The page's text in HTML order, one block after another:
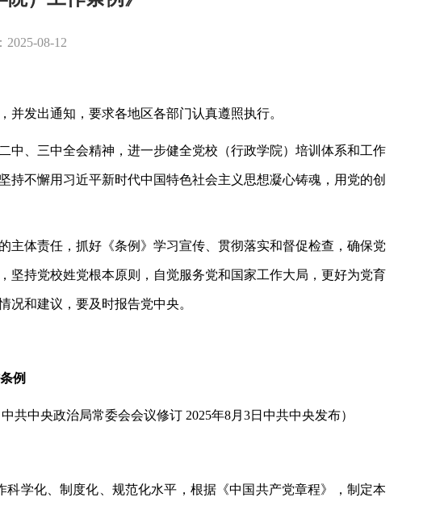
08-12
发出通知，要求各地区各部门认真遵照执行。
中、三中全会精神，进一步健全党校（行政学院）培训体系和工作
不懈用习近平新时代中国特色社会主义思想凝心铸魂，用党的创
体责任，抓好《条例》学习宣传、贯彻落实和督促检查，确保党
坚持党校姓党根本原则，自觉服务党和国家工作大局，更好为党育
和建议，要及时报告党中央。
例
中共中央政治局常委会会议修订 2025年8月3日中共中央发布）
学化、制度化、规范化水平，根据《中国共产党章程》，制定本